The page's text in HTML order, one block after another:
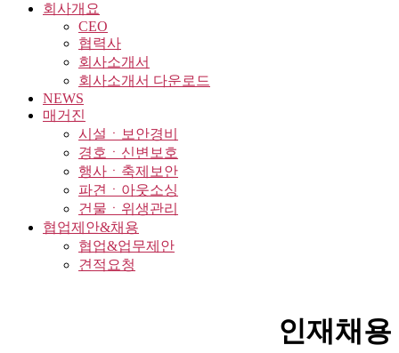
회사개요
CEO
협력사
회사소개서
회사소개서 다운로드
NEWS
매거진
시설ㆍ보안경비
경호ㆍ신변보호
행사ㆍ축제보안
파견ㆍ아웃소싱
건물ㆍ위생관리
협업제안&채용
협업&업무제안
견적요청
인재채용